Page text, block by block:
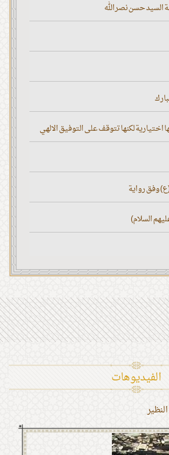
حسن نصر الله
اختيارية لكنها تتوقف على التوفيق الالهي
وفق رواية
السلام)
الفیدیوهات